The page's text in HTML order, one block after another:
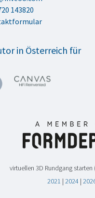
in Österreich für
virtuellen 3D Rundgang starten
2021 | 2024|
143820